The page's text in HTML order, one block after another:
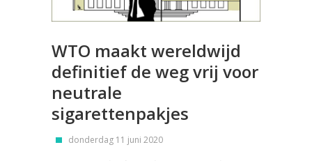
WTO maakt wereldwijd
definitief de weg vrij voor
neutrale
sigarettenpakjes
donderdag 11 juni 2020